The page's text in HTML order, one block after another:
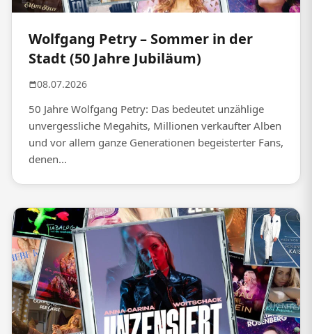
Wolfgang Petry – Sommer in der
Stadt (50 Jahre Jubiläum)
08.07.2026
50 Jahre Wolfgang Petry: Das bedeutet unzählige
unvergessliche Megahits, Millionen verkaufter Alben
und vor allem ganze Generationen begeisterter Fans,
denen...